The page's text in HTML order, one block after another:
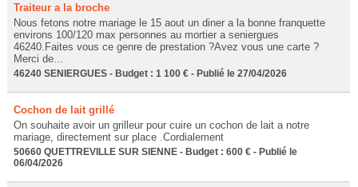
Traiteur a la broche
Nous fetons notre mariage le 15 aout un diner a la bonne franquette
environs 100/120 max personnes au mortier a seniergues
46240.Faites vous ce genre de prestation ?Avez vous une carte ?
Merci de...
46240 SENIERGUES - Budget : 1 100 € - Publié le 27/04/2026
Cochon de lait grillé
On souhaite avoir un grilleur pour cuire un cochon de lait a notre
mariage, directement sur place .Cordialement
50660 QUETTREVILLE SUR SIENNE - Budget : 600 € - Publié le
06/04/2026